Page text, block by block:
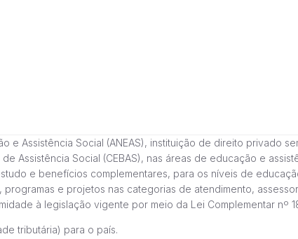
Assistência Social (ANEAS), instituição de direito privado
Assistência Social (CEBAS), nas áreas de educação e
e benefícios complementares, para os níveis de
e projetos nas categorias de atendimento,
à legislação vigente por meio da Lei Complementar nº
tributária) para o país.